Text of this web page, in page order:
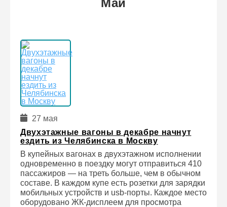
Май
27 мая
Двухэтажные вагоны в декабре начнут
ездить из Челябинска в Москву
В купейных вагонах в двухэтажном исполнении
одновременно в поездку могут отправиться 410
пассажиров — на треть больше, чем в обычном
составе. В каждом купе есть розетки для зарядки
мобильных устройств и usb-порты. Каждое место
оборудовано ЖК-дисплеем для просмотра